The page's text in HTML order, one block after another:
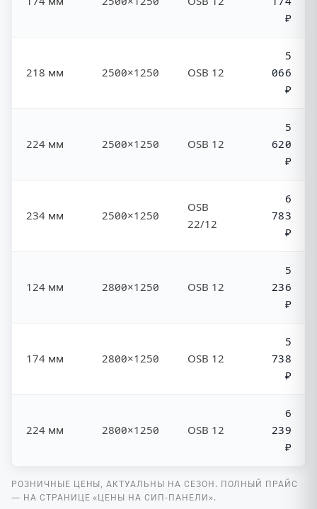
₽
218 мм 2500×1250 OSB 12
5
066
₽
224 мм 2500×1250 OSB 12
5
620
₽
234 мм 2500×1250
OSB
22/12
6
783
₽
124 мм 2800×1250 OSB 12
5
236
₽
174 мм 2800×1250 OSB 12
5
738
₽
224 мм 2800×1250 OSB 12
6
239
₽
РОЗНИЧНЫЕ ЦЕНЫ, АКТУАЛЬНЫ НА СЕЗОН. ПОЛНЫЙ ПРАЙС
— НА СТРАНИЦЕ «ЦЕНЫ НА СИП-ПАНЕЛИ».